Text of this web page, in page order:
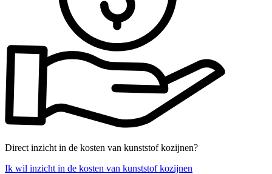
Direct inzicht in de kosten van kunststof kozijnen?
Ik wil inzicht in de kosten van kunststof kozijnen